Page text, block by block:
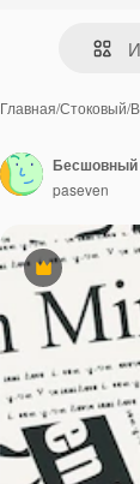
Главная/Стоковый/
Премиум
Бесшовный
paseven